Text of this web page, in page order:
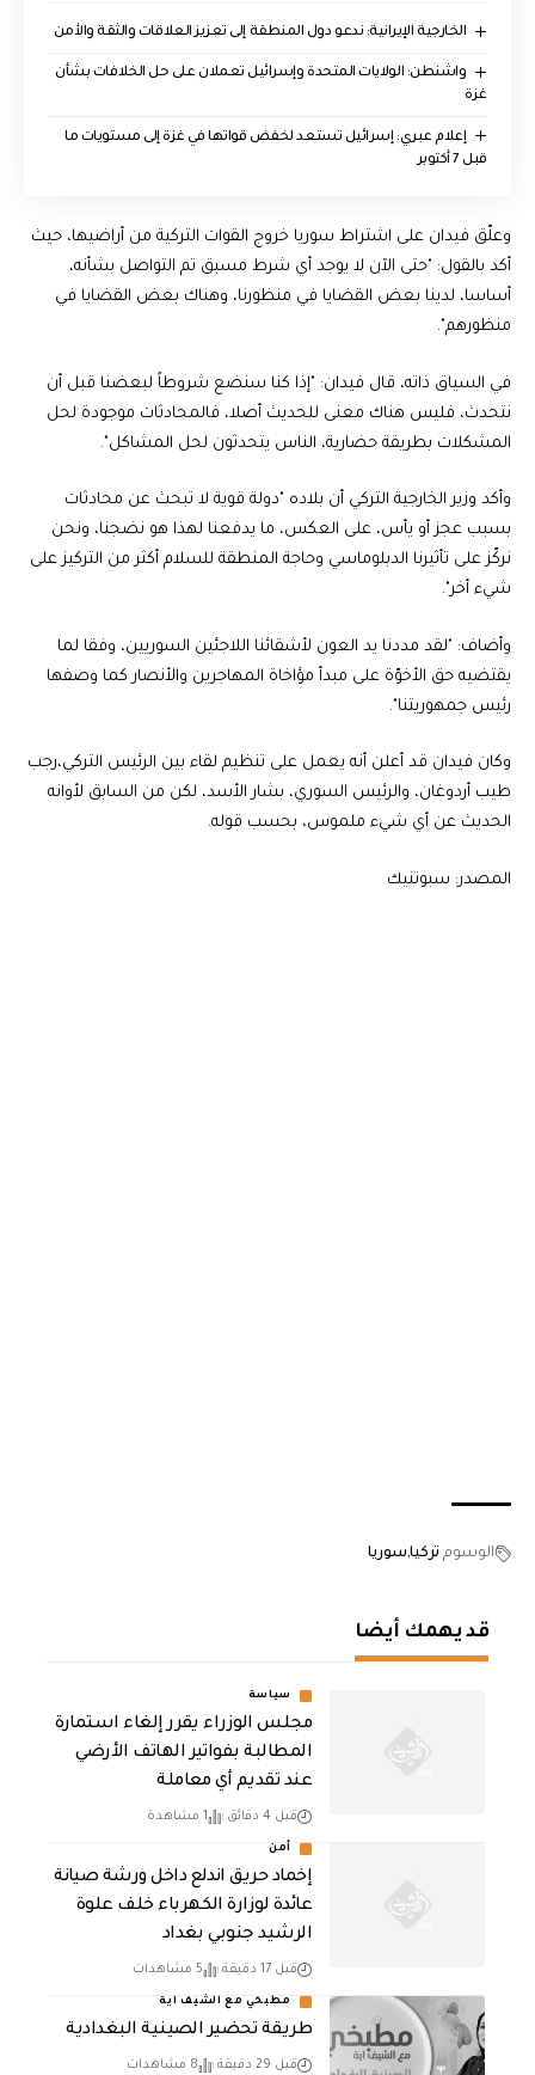
الخارجية الإيرانية: ندعو دول المنطقة إلى تعزيز العلاقات والثقة والأمن
واشنطن: الولايات المتحدة وإسرائيل تعملان على حل الخلافات بشأن
غزة
إعلام عبري: إسرائيل تستعد لخفض قواتها في غزة إلى مستويات ما
قبل 7 أكتوبر
وعلّق فيدان على اشتراط سوريا خروج القوات التركية من أراضيها، حيث
أكد بالقول: "حتى الآن لا يوجد أي شرط مسبق تم التواصل بشأنه،
أساسا، لدينا بعض القضايا في منظورنا، وهناك بعض القضايا في
منظورهم".
في السياق ذاته، قال فيدان: "إذا كنا سنضع شروطاً لبعضنا قبل أن
نتحدث، فليس هناك معنى للحديث أصلا، فالمحادثات موجودة لحل
المشكلات بطريقة حضارية، الناس يتحدثون لحل المشاكل".
وأكد وزير الخارجية التركي أن بلاده "دولة قوية لا تبحث عن محادثات
بسبب عجز أو يأس، على العكس، ما يدفعنا لهذا هو نضجنا، ونحن
نركّز على تأثيرنا الدبلوماسي وحاجة المنطقة للسلام أكثر من التركيز على
شيء أخر".
وأضاف: "لقد مددنا يد العون لأشقائنا اللاجئين السوريين، وفقا لما
يقتضيه حق الأخوّة على مبدأ مؤاخاة المهاجرين والأنصار كما وصفها
رئيس جمهوريتنا".
وكان فيدان قد أعلن أنه يعمل على تنظيم لقاء بين الرئيس التركي،رجب
طيب أردوغان، والرئيس السوري، بشار الأسد، لكن من السابق لأوانه
الحديث عن أي شيء ملموس، بحسب قوله.
المصدر: سبوتنيك
الوسوم تركيا سوريا
قد يهمك أيضا
سياسة
مجلس الوزراء يقرر إلغاء استمارة
المطالبة بفواتير الهاتف الأرضي
عند تقديم أي معاملة
قبل 4 دقائق 1 مشاهدة
أمن
إخماد حريق اندلع داخل ورشة صيانة
عائدة لوزارة الكهرباء خلف علوة
الرشيد جنوبي بغداد
قبل 17 دقيقة 5 مشاهدات
مطبخي مع الشيف اية
طريقة تحضير الصينية البغدادية
قبل 29 دقيقة 8 مشاهدات